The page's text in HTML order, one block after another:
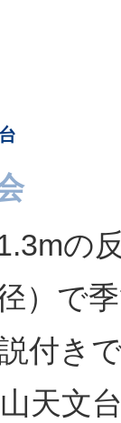
の
）で
付き
天文